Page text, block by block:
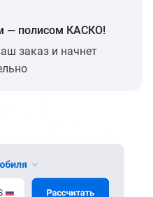
— полисом КАСКО!
заказ и начнет